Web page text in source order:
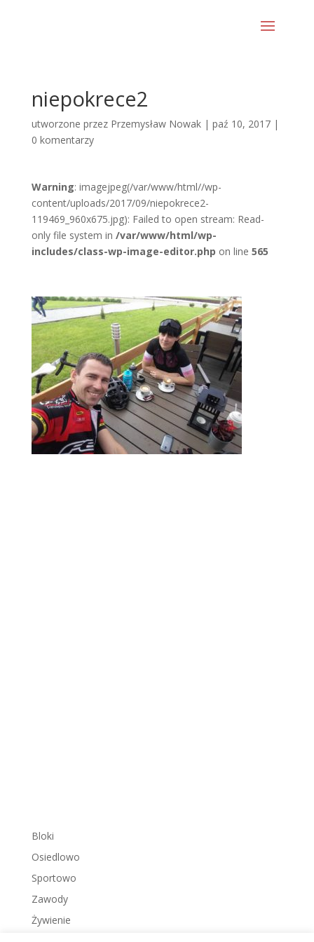
niepokrece2
utworzone przez Przemysław Nowak| paź 10, 2017|
0 komentarzy
Warning: imagejpeg(/var/www/html//wp-
content/uploads/2017/09/niepokrece2-
119469_960x675.jpg): Failed to open stream: Read-
only file system in /var/www/html/wp-
includes/class-wp-image-editor.php on line 565
Bloki
Osiedlowo
Sportowo
Zawody
Żywienie